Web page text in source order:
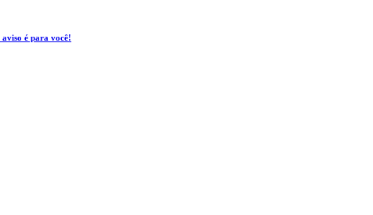
é para você!